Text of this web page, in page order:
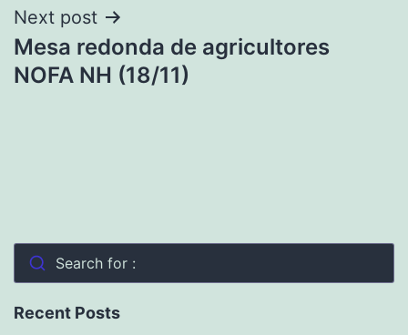
Next post
Mesa redonda de agricultores
NOFA NH (18/11)
Search for :
Recent Posts